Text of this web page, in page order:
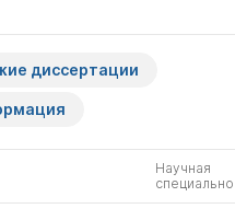
диссертации
Научная